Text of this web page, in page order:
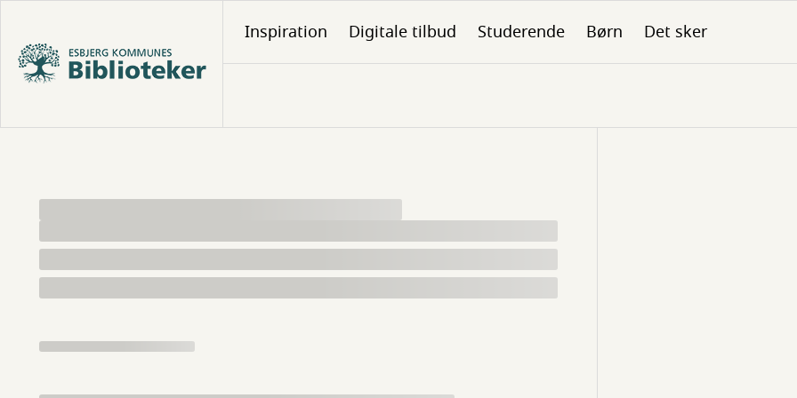
hovedindhold
Inspiration Digitale tilbud Studerende Børn Det sker